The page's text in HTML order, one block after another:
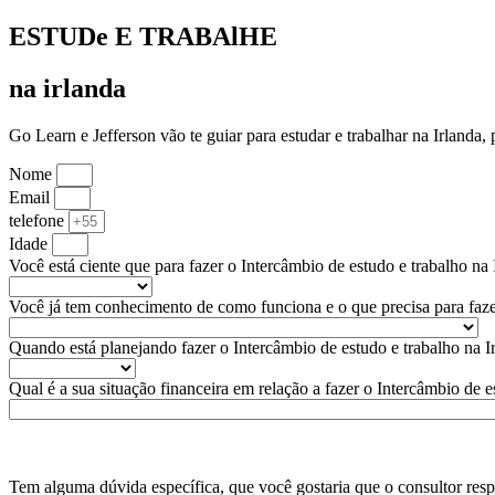
ESTUDe E TRABAlHE
na irlanda
Go Learn e Jefferson vão te guiar para estudar e trabalhar na
Nome
Email
telefone
Idade
Você está ciente que para fazer o Intercâmbio de estudo e trabalho
Você já tem conhecimento de como funciona e o que precisa para
Quando está planejando fazer o Intercâmbio de estudo e trabalho na
Qual é a sua situação financeira em relação a fazer o Intercâmbio de
Tem alguma dúvida específica, que você gostaria que o consultor